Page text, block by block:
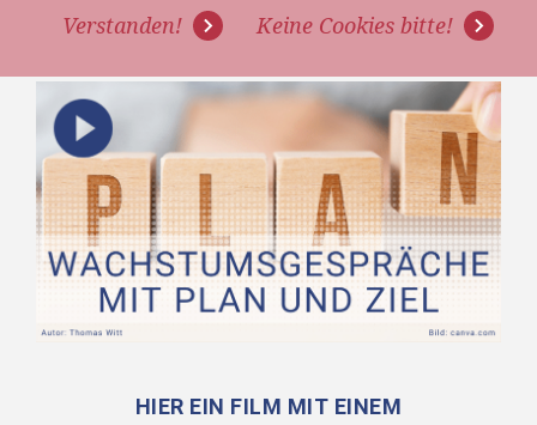
Verstanden! Keine Cookies bitte!
WACHSTUMSGESPRÄCH
HIER EIN FILM MIT EINEM